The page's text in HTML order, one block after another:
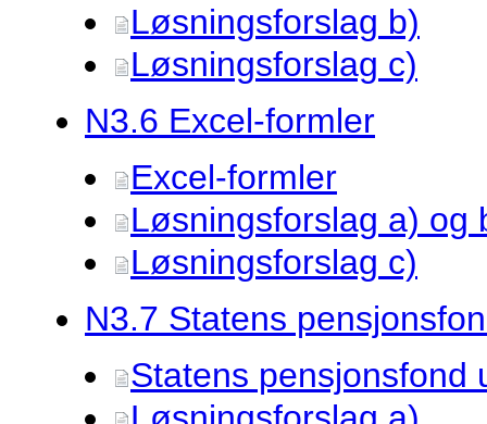
Løsningsforslag b)
Løsningsforslag c)
N3.6 Excel-formler
Excel-formler
Løsningsforslag a) og
Løsningsforslag c)
N3.7 Statens
Statens pensjonsfond